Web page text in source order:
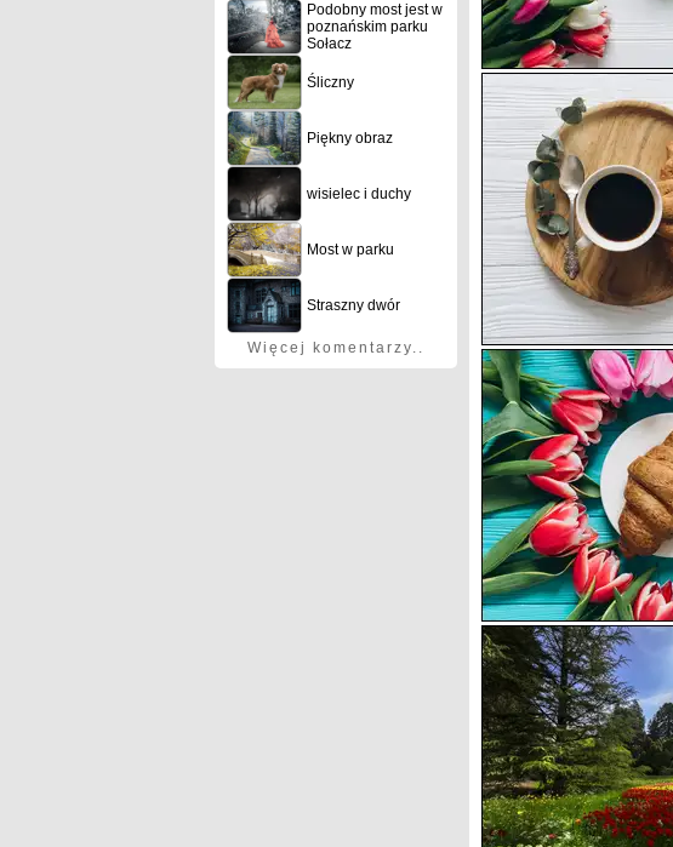
Podobny most jest w
poznańskim parku
Sołacz
Śliczny
Piękny obraz
wisielec i duchy
Most w parku
Straszny dwór
Więcej komentarzy..